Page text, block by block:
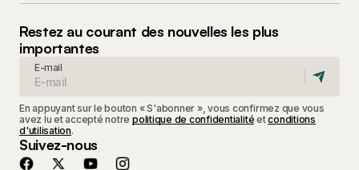
Restez au courant des nouvelles les plus
importantes
E-mail
En appuyant sur le bouton « S'abonner », vous confirmez que vous
avez lu et accepté notre politique de confidentialité etconditions
d'utilisation.
Suivez-nous